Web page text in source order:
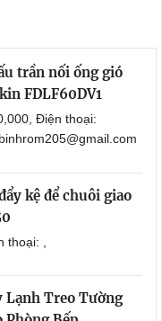
trần nối ống gió
FDLF60DV1
Điện thoại:
kệ để chuôi giao
,
Lạnh Treo Tường